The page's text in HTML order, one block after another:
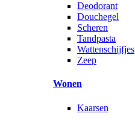
Deodorant
Douchegel
Scheren
Tandpasta
Wattenschijfjes
Zeep
Wonen
Kaarsen